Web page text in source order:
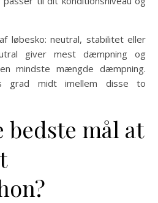
løbesko: neutral, stabilitet eller
giver mest dæmpning og
mindste mængde dæmpning.
grad midt imellem disse to
bedste mål at